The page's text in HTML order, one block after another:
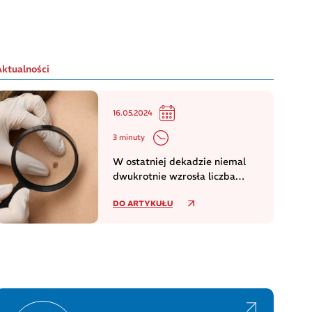
16.05.2024
3 minuty
W ostatniej dekadzie niemal
dwukrotnie wzrosła liczba
DO ARTYKUŁU